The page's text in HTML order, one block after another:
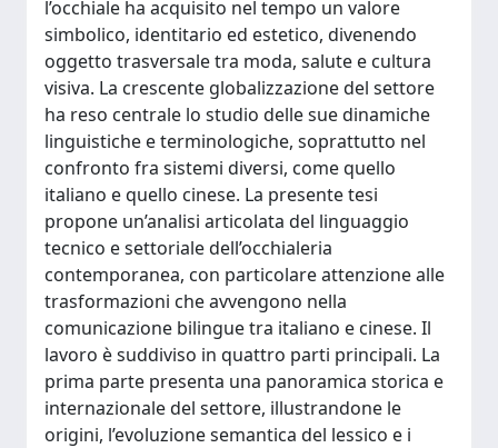
l’occhiale ha acquisito nel tempo un valore
simbolico, identitario ed estetico, divenendo
oggetto trasversale tra moda, salute e cultura
visiva. La crescente globalizzazione del settore
ha reso centrale lo studio delle sue dinamiche
linguistiche e terminologiche, soprattutto nel
confronto fra sistemi diversi, come quello
italiano e quello cinese. La presente tesi
propone un’analisi articolata del linguaggio
tecnico e settoriale dell’occhialeria
contemporanea, con particolare attenzione alle
trasformazioni che avvengono nella
comunicazione bilingue tra italiano e cinese. Il
lavoro è suddiviso in quattro parti principali. La
prima parte presenta una panoramica storica e
internazionale del settore, illustrandone le
origini, l’evoluzione semantica del lessico e i